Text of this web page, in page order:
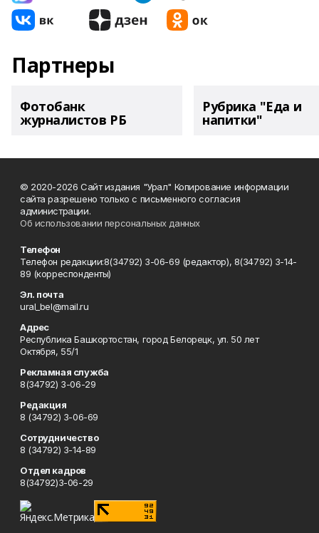
Партнеры
Фотобанк
журналистов РБ
Рубрика "Еда и
напитки"
© 2020-2026 Сайт издания "Урал" Копирование информации
сайта разрешено только с письменного согласия
администрации.
Об использовании персональных данных
Телефон
Телефон редакции:8(34792) 3-06-69 (редактор), 8(34792) 3-14-
89 (корреспонденты)
Эл. почта
ural_bel@mail.ru
Адрес
Республика Башкортостан, город Белорецк, ул. 50 лет
Октября, 55/1
Рекламная служба
8(34792) 3-06-29
Редакция
8 (34792) 3-06-69
Сотрудничество
8 (34792) 3-14-89
Отдел кадров
8(34792)3-06-29